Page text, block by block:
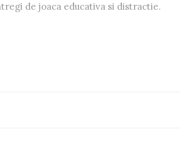
de joaca educativa si distractie.